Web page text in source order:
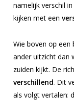
namelijk verschil in
kijken met een
Wie boven op een
ander uitzicht dan
zuiden kijkt. De
verschillend. Dit
als volgt vertalen: